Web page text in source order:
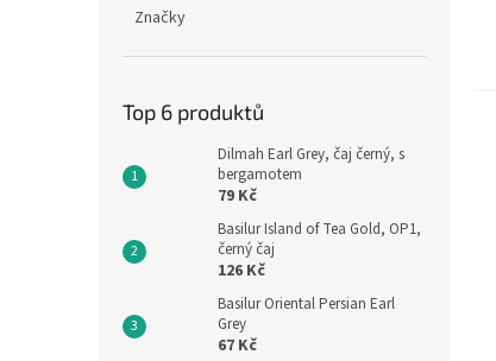
Značky
Top 6 produktů
Dilmah Earl Grey, čaj černý, s
bergamotem
79 Kč
Basilur Island of Tea Gold, OP1,
černý čaj
126 Kč
Basilur Oriental Persian Earl
Grey
67 Kč